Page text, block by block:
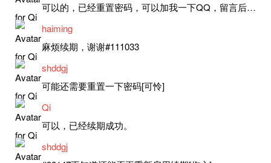
可以的，已经重置密码，可以加我一下QQ，留言后我就发密码给你。
haiming
麻烦续期，谢谢#111033
shddgj
可能还需要重置一下密码[可怜]
Qi
可以，已经续期成功。
shddgj